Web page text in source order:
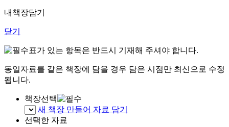
내책장담기
닫기
표가 있는 항목은 반드시 기재해 주셔야 합니다.
동일자료를 같은 책장에 담을 경우 담은 시점만 최신으로 수정
됩니다.
책장선택
새 책장 만들어 자료 담기
선택한 자료